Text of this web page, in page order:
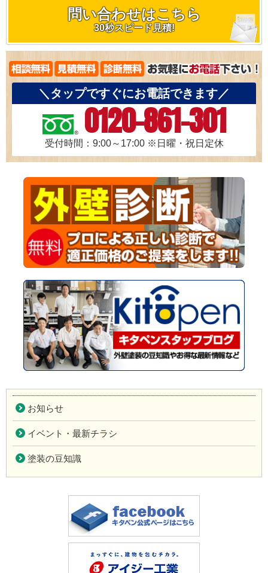
問い合わせはこちら
30秒スピード見積!
＼タップですぐにお電話できます／
0120-861-301
受付時間：9:00～17:00 ※日曜・祝日定休
お知らせ
イベント・最新チラシ
塗装の豆知識